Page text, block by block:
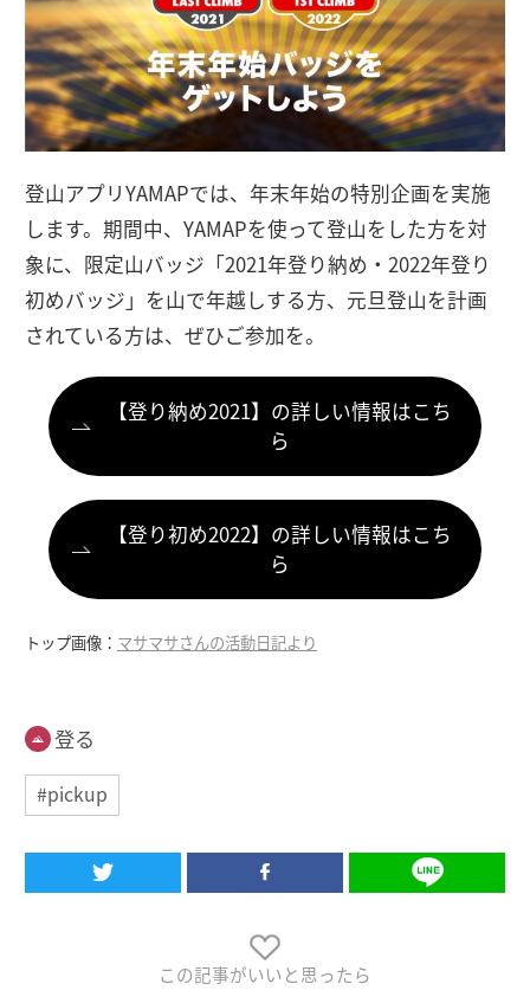
登山アプリYAMAPでは、年末年始の特別企画を実施
します。期間中、YAMAPを使って登山をした方を対
象に、限定山バッジ「2021年登り納め・2022年登り
初めバッジ」を山で年越しする方、元旦登山を計画
されている方は、ぜひご参加を。
【登り納め2021】の詳しい情報はこち
ら
【登り初め2022】の詳しい情報はこち
ら
トップ画像： マサマサさんの活動日記より
登る
#pickup
この記事がいいと思ったら